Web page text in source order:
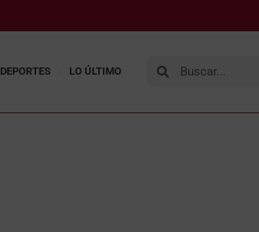
DEPORTES LO ÚLTIMO